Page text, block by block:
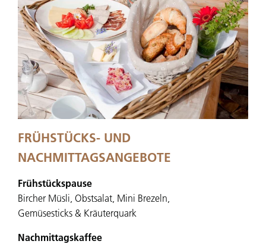
FRÜHSTÜCKS- UND
NACHMITTAGSANGEBOTE
Frühstückspause
Bircher Müsli, Obstsalat, Mini Brezeln,
Gemüsesticks & Kräuterquark
Nachmittagskaffee